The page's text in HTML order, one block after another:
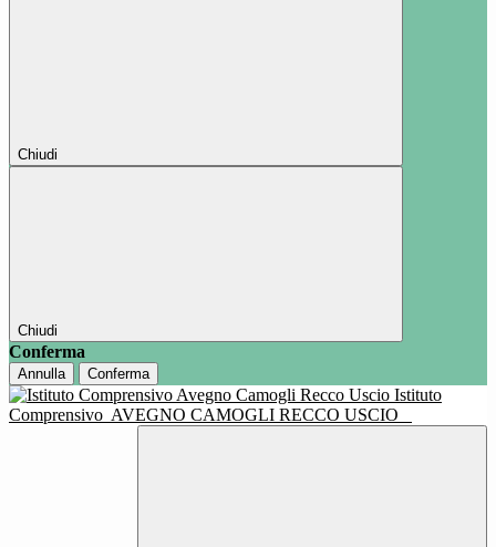
Chiudi
Chiudi
Conferma
Annulla Conferma
Istituto
Comprensivo AVEGNO CAMOGLI RECCO USCIO